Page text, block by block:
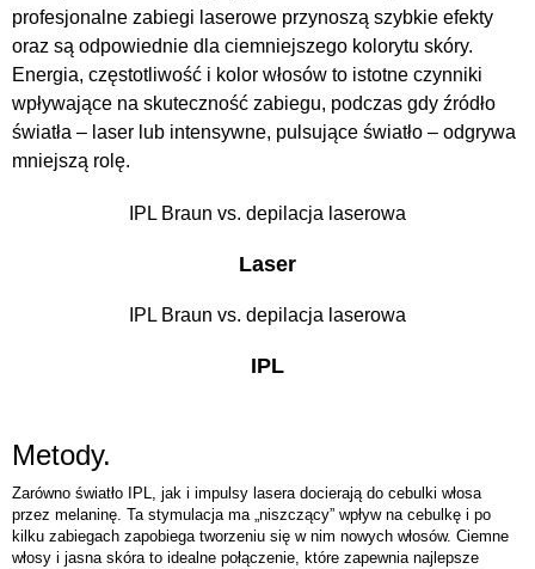
profesjonalne zabiegi laserowe przynoszą szybkie efekty
oraz są odpowiednie dla ciemniejszego kolorytu skóry.
Energia, częstotliwość i kolor włosów to istotne czynniki
wpływające na skuteczność zabiegu, podczas gdy źródło
światła – laser lub intensywne, pulsujące światło – odgrywa
mniejszą rolę.
IPL Braun vs. depilacja laserowa
Laser
IPL Braun vs. depilacja laserowa
IPL
Metody.
Zarówno światło IPL, jak i impulsy lasera docierają do cebulki włosa
przez melaninę. Ta stymulacja ma „niszczący” wpływ na cebulkę i po
kilku zabiegach zapobiega tworzeniu się w nim nowych włosów. Ciemne
włosy i jasna skóra to idealne połączenie, które zapewnia najlepsze